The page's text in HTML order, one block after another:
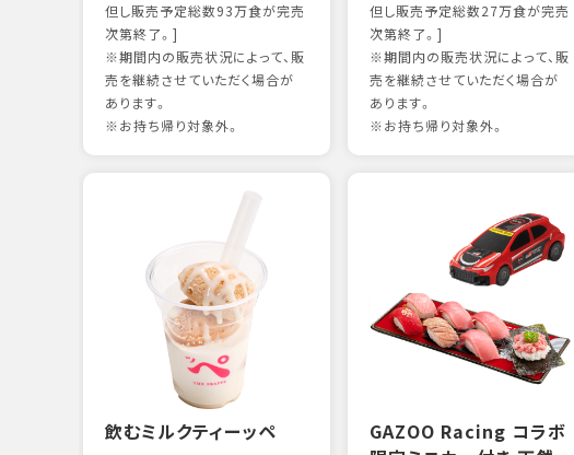
但し販売予定総数93万食が完売
次第終了。]
※期間内の販売状況によって、販
売を継続させていただく場合が
あります。
※お持ち帰り対象外。
但し販売予定総数27万食が完売
次第終了。]
※期間内の販売状況によって、販
売を継続させていただく場合が
あります。
※お持ち帰り対象外。
飲むミルクティーッペ
GAZOO Racing コラボ